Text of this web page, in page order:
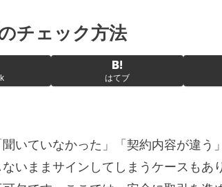
チェック方法
はてブ
いていなかった」「契約内容が違
いままサインしてしまうケースも